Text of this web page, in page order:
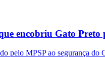
encobriu Gato
pelo MPSP ao segurança